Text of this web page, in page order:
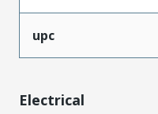
upc
Electrical